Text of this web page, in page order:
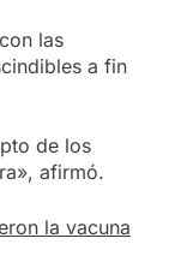
las
a fin
de los
afirmó.
la vacuna